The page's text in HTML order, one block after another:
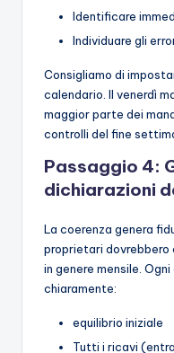
Identificare
Individuare gli
Consigliamo di
calendario. Il venerdì
maggior parte dei
controlli del fine
Passaggio 4:
dichiarazioni
La coerenza genera
proprietari dovrebbero
in genere mensile.
chiaramente:
equilibrio iniziale
Tutti i ricavi